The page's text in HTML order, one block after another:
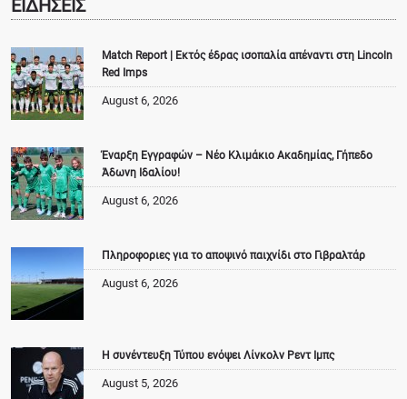
ΕΙΔΗΣΕΙΣ
Match Report | Εκτός έδρας ισοπαλία απέναντι στη Lincoln
Red Imps
August 6, 2026
Έναρξη Εγγραφών – Νέο Κλιμάκιο Ακαδημίας, Γήπεδο
Άδωνη Ιδαλίου!
August 6, 2026
Πληροφοριες για το αποψινό παιχνίδι στο Γιβραλτάρ
August 6, 2026
Η συνέντευξη Τύπου ενόψει Λίνκολν Ρεντ Ιμπς
August 5, 2026